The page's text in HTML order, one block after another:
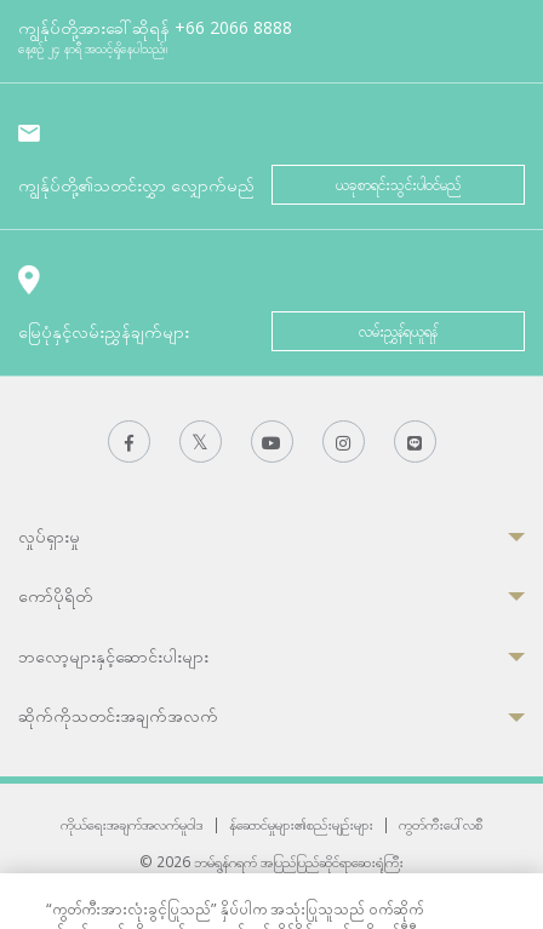
ကျွန်ုပ်တို့အားခေါ်ဆိုရန် +66 2066 8888
နေ့စဉ် ၂၄ နာရီ အသင့်ရှိနေပါသည်။
ကျွန်ုပ်တို့၏သတင်းလွှာ လျှောက်မည် ယခုစာရင်းသွင်းပါဝင်မည်
မြေပုံနှင့်လမ်းညွှန်ချက်များ လမ်းညွှန်ရယူရန်
လှုပ်ရှားမှု
ကော်ပိုရိတ်
ဘလော့များနှင့်ဆောင်းပါးများ
ဆိုက်ကိုသတင်းအချက်အလက်
ကိုယ်ရေးအချက်အလက်မူဝါဒ | န်ဆောင်မှုများ၏စည်းမျဉ်းများ |
ကွတ်ကီးပေါ်လစီ
© 2026 ဘမ်ရွန်ဂရက် အပြည်ပြည်ဆိုင်ရာဆေးရုံကြီး
“ကွတ်ကီးအားလုံးခွင့်ပြုသည်” နှိပ်ပါက အသုံးပြုသူသည် ဝက်ဆိုက်